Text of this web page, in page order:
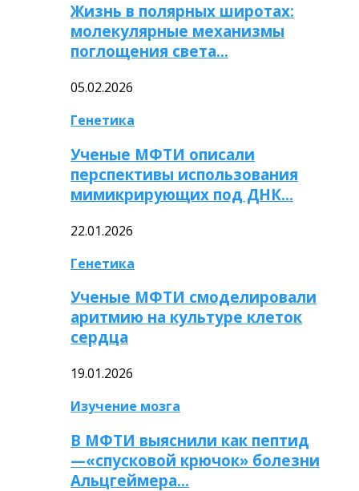
Жизнь в полярных широтах:
молекулярные механизмы
поглощения света…
05.02.2026
Генетика
Ученые МФТИ описали
перспективы использования
мимикрирующих под ДНК…
22.01.2026
Генетика
Ученые МФТИ смоделировали
аритмию на культуре клеток
сердца
19.01.2026
Изучение мозга
В МФТИ выяснили как пептид
—«спусковой крючок» болезни
Альцгеймера…